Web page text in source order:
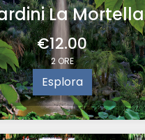
La Mortella
€12.00
2 ORE
Esplora